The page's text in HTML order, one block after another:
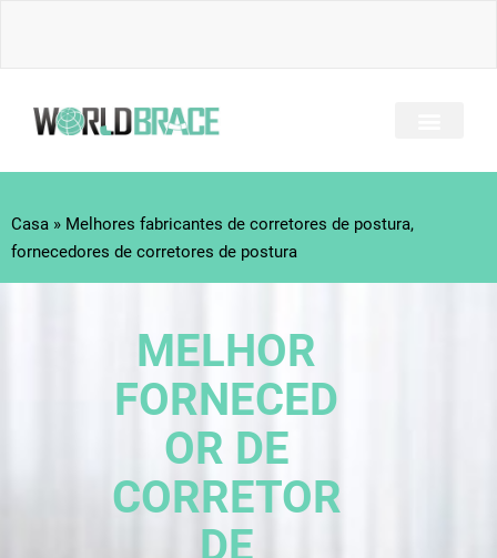
Casa » Melhores fabricantes de corretores de postura,
fornecedores de corretores de postura
MELHOR
FORNECED
OR DE
CORRETOR
DE